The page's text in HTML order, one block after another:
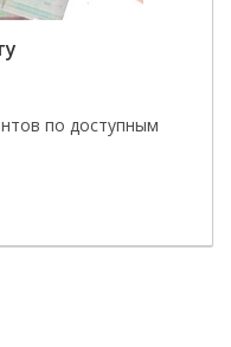
по доступным